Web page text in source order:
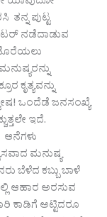
ಪುಟ್ಟ
ನಡೆದಾಡುವ
ಹೊರೆಯಲು
ಕೃತ್ಯವನ್ನು
ಒಂದೆಡೆ ಜನಸಂಖ್ಯೆ
ಇದೆ.
ಆನೆಗಳು
ಮನುಷ್ಯ
ಬೆಳೆದ ಕಬ್ಬು ಬಾಳೆ
ಆಹಾರ ಅರಸುವ
ಕಾಡಿಗೆ ಅಟ್ಟಿದರೂ